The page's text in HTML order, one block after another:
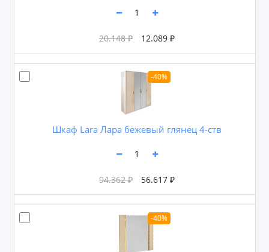
20.148 ₽ 12.089 ₽
-40%
Шкаф Lara Лара бежевый глянец 4-ств
94.362 ₽ 56.617 ₽
-40%